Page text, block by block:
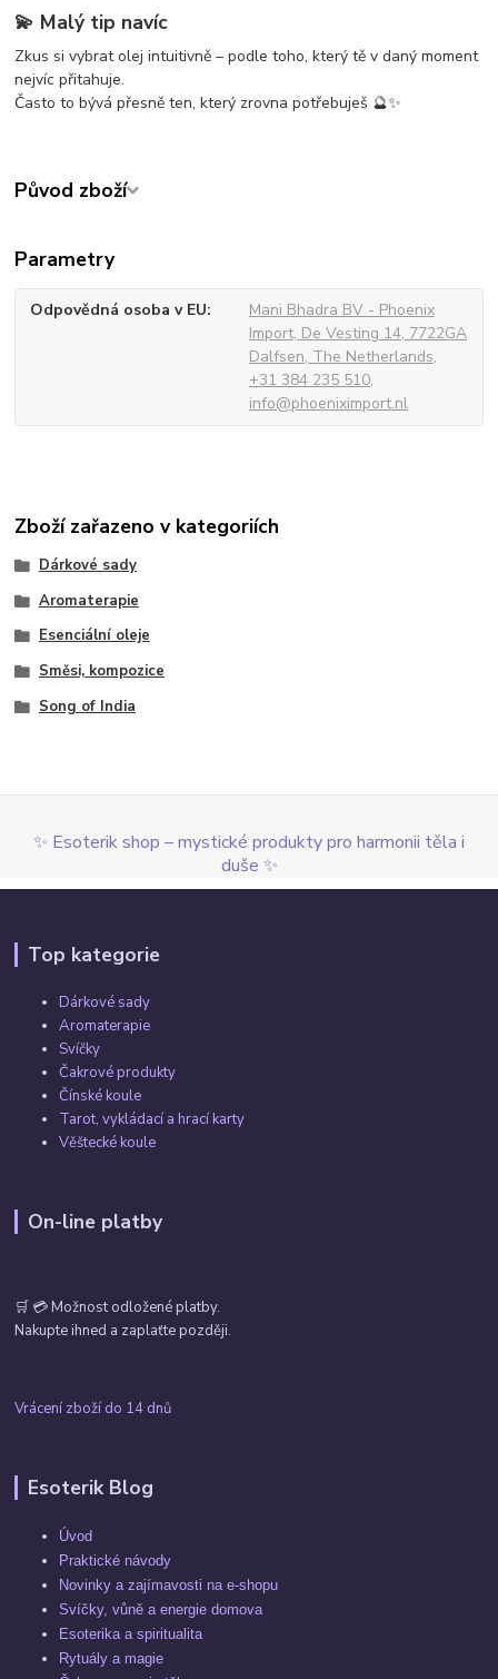
💫 Malý tip navíc
Zkus si vybrat olej intuitivně – podle toho, který tě v daný moment
nejvíc přitahuje.
Často to bývá přesně ten, který zrovna potřebuješ 🔮✨
Původ zboží
Parametry
Odpovědná osoba v EU
Mani Bhadra BV - Phoenix
Import, De Vesting 14, 7722GA
Dalfsen, The Netherlands,
+31 384 235 510,
info@phoeniximport.nl
Zboží zařazeno v kategoriích
Dárkové sady
Aromaterapie
Esenciální oleje
Směsi, kompozice
Song of India
✨ Esoterik shop – mystické produkty pro harmonii těla i
duše ✨
Top kategorie
Dárkové sady
Aromaterapie
Svíčky
Čakrové produkty
Čínské koule
Tarot, vykládací a hrací karty
Věštecké koule
On-line platby
🛒 💳 Možnost odložené platby.
Nakupte ihned a zaplaťte později.
Vrácení zboží do 14 dnů
Esoterik Blog
Úvod
Praktické návody
Novinky a zajímavosti na e-shopu
Svíčky, vůně a energie domova
Esoterika a spiritualita
Rytuály a magie